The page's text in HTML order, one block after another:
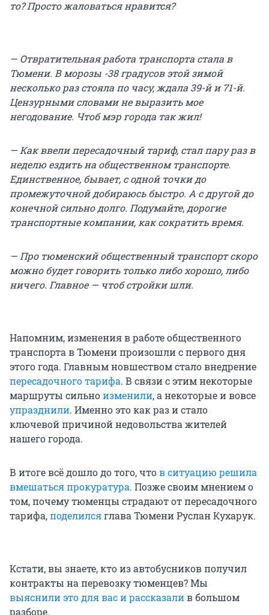
то? Просто жаловаться нравится?
— Отвратительная работа транспорта стала в
Тюмени. В морозы -38 градусов этой зимой
несколько раз стояла по часу, ждала 39-й и 71-й.
Цензурными словами не выразить мое
негодование. Чтоб мэр города так жил!
— Как ввели пересадочный тариф, стал пару раз в
неделю ездить на общественном транспорте.
Единственное, бывает, с одной точки до
промежуточной добираюсь быстро. А с другой до
конечной сильно долго. Подумайте, дорогие
транспортные компании, как сократить время.
— Про тюменский общественный транспорт скоро
можно будет говорить только либо хорошо, либо
ничего. Главное — чтоб стройки шли.
Напомним, изменения в работе общественного
транспорта в Тюмени произошли с первого дня
этого года. Главным новшеством стало внедрение
пересадочного тарифа. В связи с этим некоторые
маршруты сильноизменили, а некоторые и вовсе
упразднили. Именно это как раз и стало
ключевой причиной недовольства жителей
нашего города.
В итоге всё дошло до того, чтов ситуацию решила
вмешаться прокуратура. Позже своим мнением о
том, почему тюменцы страдают от пересадочного
тарифа,поделилсяглава Тюмени Руслан Кухарук.
Кстати, вы знаете, кто из автобусников получил
контракты на перевозку тюменцев? Мы
выяснили это для вас и рассказалив большом
разборе.